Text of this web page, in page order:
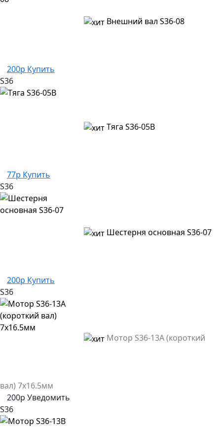
Внешний вал S36-08
200р Купить
S36
Тяга S36-05B
77р Купить
S36
Шестерня основная S36-07
200р Купить
S36
Мотор S36-13A (короткий
вал) 7x16.5мм
200р Уведомить
S36